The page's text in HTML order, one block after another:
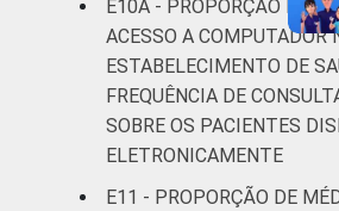
E10A - PROPORÇÃO DE
ACESSO A COMPUTADOR
ESTABELECIMENTO DE
FREQUÊNCIA DE
SOBRE OS PACIENTES
ELETRONICAMENTE
E11 - PROPORÇÃO DE